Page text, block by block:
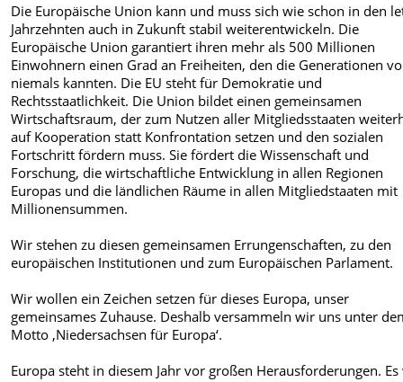
Die Europäische Union kann und muss sich wie schon in den
Jahrzehnten auch in Zukunft stabil weiterentwickeln. Die
Europäische Union garantiert ihren mehr als 500 Millionen
Einwohnern einen Grad an Freiheiten, den die Generationen
niemals kannten. Die EU steht für Demokratie und
Rechtsstaatlichkeit. Die Union bildet einen gemeinsamen
Wirtschaftsraum, der zum Nutzen aller Mitgliedsstaaten
auf Kooperation statt Konfrontation setzen und den sozialen
Fortschritt fördern muss. Sie fördert die Wissenschaft und
Forschung, die wirtschaftliche Entwicklung in allen Regionen
Europas und die ländlichen Räume in allen Mitgliedstaaten mit
Millionensummen.
Wir stehen zu diesen gemeinsamen Errungenschaften, zu den
europäischen Institutionen und zum Europäischen Parlament.
Wir wollen ein Zeichen setzen für dieses Europa, unser
gemeinsames Zuhause. Deshalb versammeln wir uns unter
Motto ‚Niedersachsen für Europa‘.
Europa steht in diesem Jahr vor großen Herausforderungen.